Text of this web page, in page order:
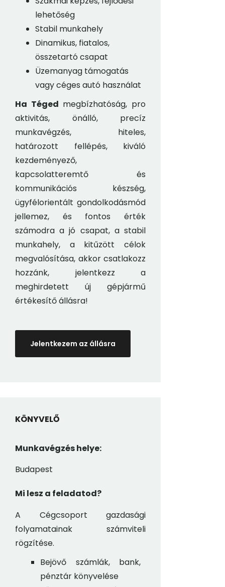
lehetőség
Stabil munkahely
Dinamikus, fiatalos,
összetartó csapat
Üzemanyag támogatás
vagy céges autó használat
Ha Téged megbízhatóság, pro
aktivitás, önálló, precíz
munkavégzés, hiteles,
határozott fellépés, kiváló
kezdeményező,
kapcsolatteremtő és
kommunikációs készség,
ügyfélorientált gondolkodásmód
jellemez, és fontos érték
számodra a jó csapat, a stabil
munkahely, a kitűzött célok
megvalósítása, akkor csatlakozz
hozzánk, jelentkezz a
meghirdetett új gépjármű
értékesítő állásra!
Jelentkezem az állásra
KÖNYVELŐ
Munkavégzés helye:
Budapest
Mi lesz a feladatod?
A Cégcsoport gazdasági
folyamatainak számviteli
rögzítése.
Bejövő számlák, bank,
pénztár könyvelése